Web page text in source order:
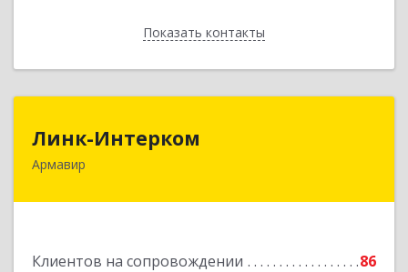
Показать контакты
Назад
Линк-Интерком
Армавир
Клиентов на сопровождении 86
Подробнее